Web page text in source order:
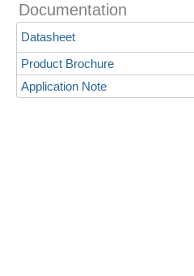
Documentation
Datasheet
Product Brochure
Application Note